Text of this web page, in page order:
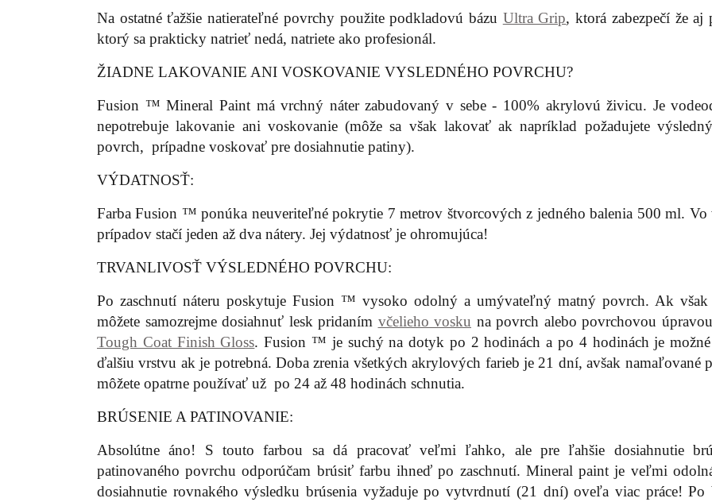
Na ostatné ťažšie natierateľné povrchy použite podkladovú bázu Ultra Grip, ktorá zabezpečí že aj
ktorý sa prakticky natrieť nedá, natriete ako profesionál.
ŽIADNE LAKOVANIE ANI VOSKOVANIE VYSLEDNÉHO POVRCHU?
Fusion ™ Mineral Paint má vrchný náter zabudovaný v sebe - 100% akrylovú živicu. Je
nepotrebuje lakovanie ani voskovanie (môže sa však lakovať ak napríklad požadujete
povrch, prípadne voskovať pre dosiahnutie patiny).
VÝDATNOSŤ:
Farba Fusion ™ ponúka neuveriteľné pokrytie 7 metrov štvorcových z jedného balenia 500 ml. Vo
prípadov stačí jeden až dva nátery. Jej výdatnosť je ohromujúca!
TRVANLIVOSŤ VÝSLEDNÉHO POVRCHU:
Po zaschnutí náteru poskytuje Fusion ™ vysoko odolný a umývateľný matný povrch. Ak však
môžete samozrejme dosiahnuť lesk pridaním včelieho vosku na povrch alebo povrchovou
Tough Coat Finish Gloss. Fusion ™ je suchý na dotyk po 2 hodinách a po 4 hodinách je
ďalšiu vrstvu ak je potrebná. Doba zrenia všetkých akrylových farieb je 21 dní, avšak namaľované
môžete opatrne používať už po 24 až 48 hodinách schnutia.
BRÚSENIE A PATINOVANIE:
Absolútne áno! S touto farbou sa dá pracovať veľmi ľahko, ale pre ľahšie dosiahnutie
patinovaného povrchu odporúčam brúsiť farbu ihneď po zaschnutí. Mineral paint je veľmi
dosiahnutie rovnakého výsledku brúsenia vyžaduje po vytvrdnutí (21 dní) oveľa viac práce! Po